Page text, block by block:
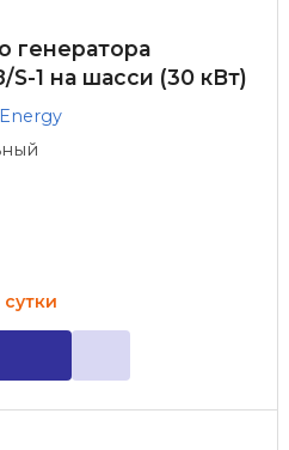
генератора
1 на шасси (30 кВт)
сутки